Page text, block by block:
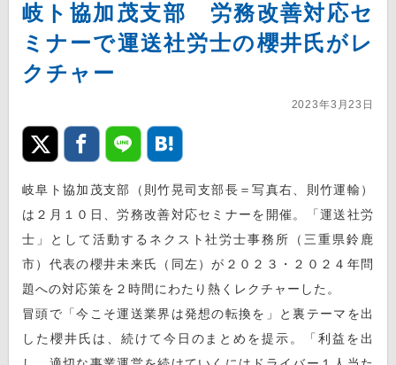
岐ト協加茂支部 労務改善対応セ
ミナーで運送社労士の櫻井氏がレ
クチャー
2023年3月23日
岐阜ト協加茂支部（則竹晃司支部長＝写真右、則竹運輸）
は２月１０日、労務改善対応セミナーを開催。「運送社労
士」として活動するネクスト社労士事務所（三重県鈴鹿
市）代表の櫻井未来氏（同左）が２０２３・２０２４年問
題への対応策を２時間にわたり熱くレクチャーした。
冒頭で「今こそ運送業界は発想の転換を」と裏テーマを出
した櫻井氏は、続けて今日のまとめを提示。「利益を出